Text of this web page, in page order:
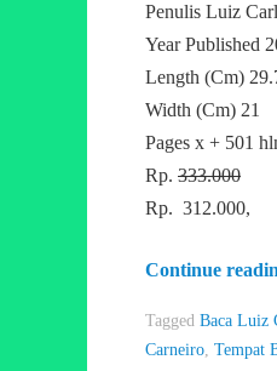
Penulis Luiz
Year Published
Length (Cm)
Width (Cm) 21
Pages x + 501
Rp. 333.000
Rp. 312.000,
Continue
Tagged Baca Luiz
Carneiro Tempat